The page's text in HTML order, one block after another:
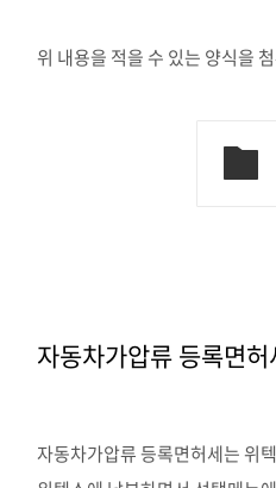
위 내용을 적을 수 있는 양식을
자동차가압류 등록면허
자동차가압류 등록면허세는 위